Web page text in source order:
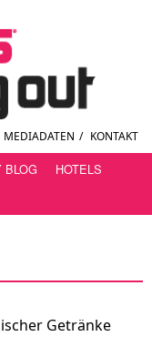
MEDIADATEN / KONTAKT
BLOG
HOTELS
Getränke